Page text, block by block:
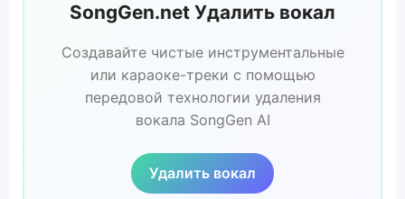
SongGen.net Удалить вокал
Создавайте чистые инструментальные
или караоке-треки с помощью
передовой технологии удаления
вокала SongGen AI
Удалить вокал